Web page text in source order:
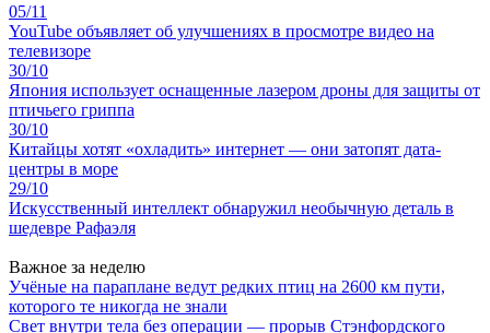
05/11
YouTube объявляет об улучшениях в просмотре видео на
телевизоре
30/10
Япония использует оснащенные лазером дроны для защиты от
птичьего гриппа
30/10
Китайцы хотят «охладить» интернет — они затопят дата-
центры в море
29/10
Искусственный интеллект обнаружил необычную деталь в
шедевре Рафаэля
Важное за неделю
Учёные на параплане ведут редких птиц на 2600 км пути,
которого те никогда не знали
Свет внутри тела без операции — прорыв Стэнфордского